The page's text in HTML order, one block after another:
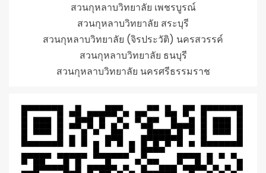
สวนกุหลาบวิทยาลัย เพชรบูรณ์
สวนกุหลาบวิทยาลัย สระบุรี
สวนกุหลาบวิทยาลัย (จิรประวัติ) นครสวรรค์
สวนกุหลาบวิทยาลัย ธนบุรี
สวนกุหลาบวิทยาลัย นครศรีธรรมราช